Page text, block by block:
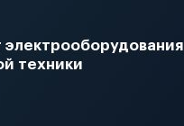
электрооборудования
техники